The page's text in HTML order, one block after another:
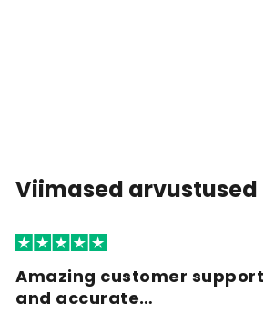
Viimased arvustused
Amazing customer support
and accurate…